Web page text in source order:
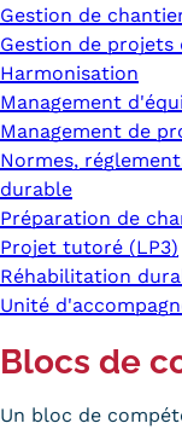
Gestion de
Gestion de
Harmonisation
Management
Management de
Normes,
durable
Préparation de
Projet tutoré (LP3)
Réhabilitation
Unité
Blocs de
Un bloc de